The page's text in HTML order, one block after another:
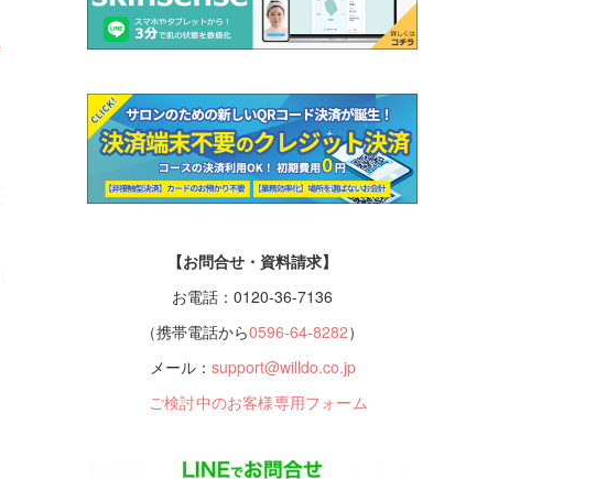
【お問合せ・資料請求】
お電話：0120-36-7136
（携帯電話から0596-64-8282）
メール： support@willdo.co.jp
ご検討中のお客様専用フォーム